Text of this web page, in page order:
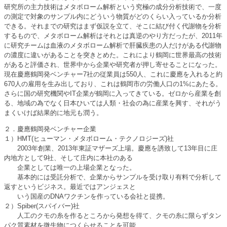
研究所の主力技術はメタボローム解析という究極の成分分析技術で、一度
の測定で対象のサンプル内にどういう物質がどのくらい入っているか分析
できる。それまでの研究はまず仮説を立て、そこに結び付く代謝物を分析
するもので、メタボローム解析はそれとは真逆のやり方だったが、2011年
に研究チームは血液のメタボローム解析で肝臓疾患の人だけがある代謝物
の濃度に違いがあることを突きとめた。これにより鶴岡に世界最高の技術
があると評価され、世界中から企業や研究者が押し寄せることになった。
現在慶應鶴岡発ベンチャー7社の従業員は550人、これに慶應を入れると約
670人の雇用を生み出しており、これは鶴岡市の労働人口の1%にあたる。
さらに国の研究機関やIT企業が鶴岡に入ってきている。ゼロから産業を創
る、地域の為でなく日本ひいては人類・社会の為に産業を興す、それがう
まくいけば結果的に地元も潤う。
２．慶應鶴岡発ベンチャー企業
１）HMT(ヒューマン・メタボローム・テクノロジーズ)社
2003年創業、2013年東証マザーズ上場。慶應を誘致して13年目に庄
内地方として9社、そして庄内に本社のある
企業としては唯一の上場企業となった。
基本的には受託分析で、企業からサンプルを受け取り有料で分析して
返すというビジネス。最近ではアンジェスと
いう国産のDNAワクチンを作っている会社と提携。
２）Spiber(スパイバー)社
人工のクモの糸を作るところから発想を得て、クモの糸に限らずタン
パク質素材を微生物につくらせることを可能